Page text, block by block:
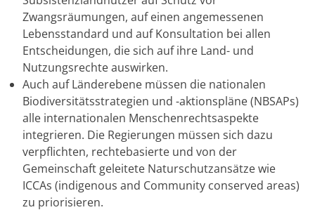
Zwangsräumungen, auf einen angemessenen
Lebensstandard und auf Konsultation bei allen
Entscheidungen, die sich auf ihre Land- und
Nutzungsrechte auswirken.
Auch auf Länderebene müssen die nationalen
Biodiversitätsstrategien und -aktionspläne (NBSAPs)
alle internationalen Menschenrechtsaspekte
integrieren. Die Regierungen müssen sich dazu
verpflichten, rechtebasierte und von der
Gemeinschaft geleitete Naturschutzansätze wie
ICCAs (indigenous and Community conserved areas)
zu priorisieren.